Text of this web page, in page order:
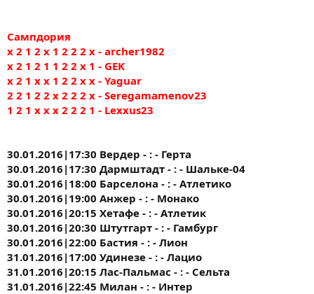
Сампдория
x 2 1 2 x 1 2 2 2 x - archer1982
x 2 1 2 1 1 2 2 x 1 - GEK
x 2 1 x x 1 2 2 x x - Yaguar
2 2 1 2 2 x 2 2 2 x - Seregamamenov23
1 2 1 x x x 2 2 2 1 - Lexxus23
30.01.2016|17:30 Вердер - : - Герта
30.01.2016|17:30 Дармштадт - : - Шальке-04
30.01.2016|18:00 Барселона - : - Атлетико
30.01.2016|19:00 Анжер - : - Монако
30.01.2016|20:15 Хетафе - : - Атлетик
30.01.2016|20:30 Штутгарт - : - Гамбург
30.01.2016|22:00 Бастия - : - Лион
31.01.2016|17:00 Удинезе - : - Лацио
31.01.2016|20:15 Лас-Пальмас - : - Сельта
31.01.2016|22:45 Милан - : - Интер